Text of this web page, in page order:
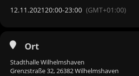
12.11.202120:00-23:00 (GMT+01:00)
Ort
Stadthalle Wilhelmshaven
Grenzstraße 32, 26382 Wilhelmshaven